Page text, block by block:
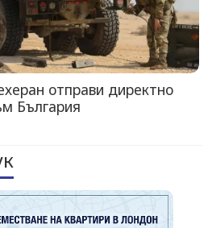
отправи директно
България